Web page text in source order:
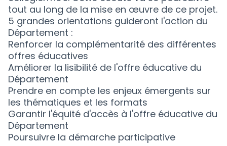
tout au long de la mise en œuvre de ce projet.
5 grandes orientations guideront l'action du
Département :
Renforcer la complémentarité des différentes
offres éducatives
Améliorer la lisibilité de l'offre éducative du
Département
Prendre en compte les enjeux émergents sur
les thématiques et les formats
Garantir l'équité d'accès à l'offre éducative du
Département
Poursuivre la démarche participative